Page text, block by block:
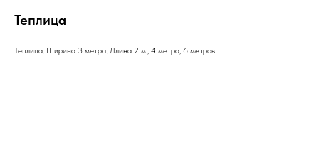
Теплица
Теплица. Ширина 3 метра. Длина 2 м., 4 метра, 6 метров